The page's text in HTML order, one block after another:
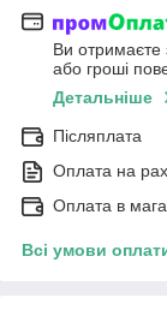
Ви отримаєте
або гроші
Детальніше
Післяплата
Оплата на
Оплата в
Всі умови